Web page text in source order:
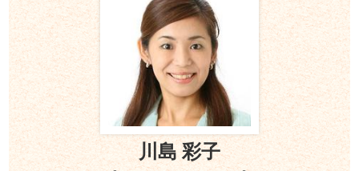
川島 彩子